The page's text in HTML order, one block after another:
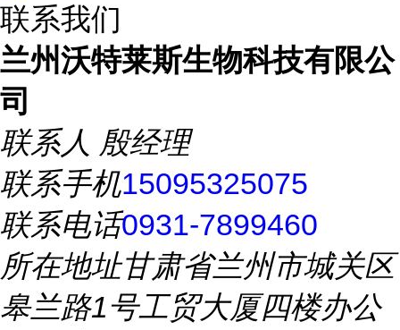
联系我们
兰州沃特莱斯生物科技有限公
司
联系人 殷经理
联系手机15095325075
联系电话0931-7899460
所在地址甘肃省兰州市城关区
皋兰路1号工贸大厦四楼办公